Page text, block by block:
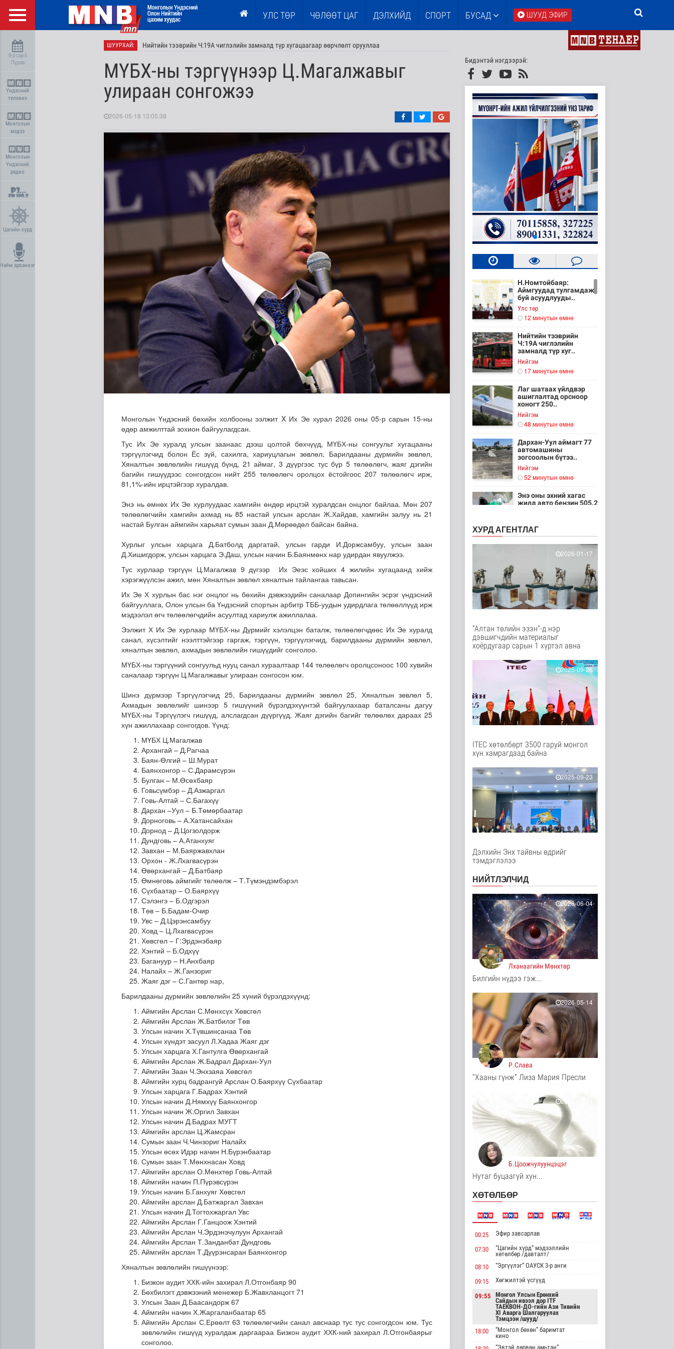
УЛС ТӨР ЧӨЛӨӨТ ЦАГ ДЭЛХИЙД СПОРТ БУСАД ШУУД ЭФИР
8-р сар 6
Пүрэв
Үндэсний
телевиз
Монголын
мэдээ
Монголын
Үндэсний
радио
Цагийн хүрд
Найм арваннэг
ШУУРХАЙ: Нийтийн тээврийн Ч:19А чиглэлийн замналд түр хугацаагаар өөрчлөлт орууллаа
Лаг шатаах үйлдвэр ашиглалтад орсноор хоногт 250 м³ лаг хатааж, шатаах хүчин ч..
Дархан-Уул аймагт 77 автомашины зогсоолын бүтээн байгуулалтын ажил 95 хувийн ..
Энэ оны эхний хагас жилд авто бензин 505.2 мянган тонн, дизель түлш 956.7 мянг..
МҮБХ-ны тэргүүнээр Ц.Магалжавыг
улираан сонгожээ
2026-05-18 13:05:38
Монголын Үндэсний бөхийн холбооны ээлжит X Их Эе хурал 2026 оны 05-р сарын 15-ны
өдөр амжилттай зохион байгуулагдсан.
Тус Их Эе хуралд улсын заанаас дээш цолтой бөхчүүд, МҮБХ-ны сонгуульт хугацааны
тэргүүлэгчид болон Ёс зүй, сахилга, хариуцлагын зөвлөл, Барилдааны дүрмийн зөвлөл,
Хяналтын зөвлөлийн гишүүд бүнд, 21 аймаг, 3 дүүргээс тус бүр 5 төлөөлөгч, жаяг дэгийн
багийн гишүүдээс сонгогдсон нийт 255 төлөөлөгч оролцох ёстойгоос 207 төлөөлөгч ирж,
81,1%-ийн ирцтэйгээр хуралдав.
Энэ нь өмнөх Их Эе хурлуудаас хамгийн өндөр ирцтэй хуралдсан онцлог байлаа. Мөн 207
төлөөлөгчийн хамгийн ахмад нь 85 настай улсын арслан Ж.Хайдав, хамгийн залуу нь 21
настай Булган аймгийн харьяат сумын заан Д.Мөрөөдөл байсан байна.
Хурлыг улсын харцага Д.Батболд даргатай, улсын гарди И.Доржсамбуу, улсын заан
Д.Хишигдорж, улсын харцага Э.Даш, улсын начин Б.Баянмөнх нар удирдан явуулжээ.
Тус хурлаар тэргүүн Ц.Магалжав 9 дүгээр Их Эеэс хойших 4 жилийн хугацаанд хийж
хэрэгжүүлсэн ажил, мөн Хяналтын зөвлөл хяналтын тайлангаа тавьсан.
Их Эе Х хурлын бас нэг онцлог нь бөхийн дэвжээдийн саналаар Допингийн эсрэг үндэсний
байгууллага, Олон улсын ба Үндэсний спортын арбитр ТББ-уудын удирдлага төлөөллүүд ирж
мэдээлэл өгч төлөөлөгчдийн асуултад хариулж ажиллалаа.
Ээлжит Х Их Эе хурлаар МҮБХ-ны Дүрмийг хэлэлцэн баталж, төлөөлөгчдөөс Их Эе хуралд
санал, хүсэлтийг нээлттэйгээр гаргаж, тэргүүн, тэргүүлэгчид, барилдааны дүрмийн зөвлөл,
хяналтын зөвлөл, ахмадын зөвлөлийн гишүүдийг сонголоо.
МҮБХ-ны тэргүүний сонгуульд нууц санал хураалтаар 144 төлөөлөгч оролцсоноос 100 хувийн
саналаар тэргүүн Ц.Магалжавыг улираан сонгосон юм.
Шинэ дүрмээр Тэргүүлэгчид 25, Барилдааны дүрмийн зөвлөл 25, Хяналтын зөвлөл 5,
Ахмадын зөвлөлийг шинээр 5 гишүүний бүрэлдэхүүнтэй байгуулахаар баталсаны дагуу
МҮБХ-ны Тэргүүлэгч гишүүд, алслагдсан дүүргүүд, Жаяг дэгийн багийг төлөөлөх дараах 25
хүн ажиллахаар сонгогдов. Үүнд:
МҮБХ Ц.Магалжав
Архангай – Д.Рагчаа
Баян-Өлгий – Ш.Мурат
Баянхонгор – С.Дарамсүрэн
Булган – М.Өсөхбаяр
Говьсүмбэр – Д.Азжаргал
Говь-Алтай – С.Багахүү
Дархан –Уул – Б.Төмөрбаатар
Дорноговь – А.Хатансайхан
Дорнод – Д.Цогзолдорж
Дундговь – А.Атанхуяг
Завхан – М.Баяржавхлан
Орхон - Ж.Лхагвасүрэн
Өвөрхангай – Д.Батбаяр
Өмнөговь аймгийг төлөөлж – Т.Түмэндэмбэрэл
Сүхбаатар – О.Баярхүү
Сэлэнгэ – Б.Одгэрэл
Төв – Б.Бадам-Очир
Увс – Д.Цэрэнсамбуу
Ховд – Ц.Лхагвасүрэн
Хөвсгөл – Г:Эрдэнэбаяр
Хэнтий – Б.Одхүү
Багануур – Н.Анхбаяр
Налайх – Ж.Ганзориг
Жаяг дэг – С.Гантөр нар,
Барилдааны дүрмийн зөвлөлийн 25 хүний бүрэлдэхүүнд:
Аймгийн Арслан С.Мөнхсүх Хөвсгөл
Аймгийн Арслан Ж.Батбилэг Төв
Улсын начин Х.Түвшинсанаа Төв
Улсын хүндэт засуул Л.Хадаа Жаяг дэг
Улсын харцага Х.Гантулга Өвөрхангай
Аймгийн Арслан Ж.Бадрал Дархан-Уул
Аймгийн Заан Ч.Энхзаяа Хөвсгөл
Аймгийн хурц бадрангуй Арслан О.Баярхүү Сүхбаатар
Улсын харцага Г.Бадрах Хэнтий
Улсын начин Д.Нямхүү Баянхонгор
Улсын начин Ж.Оргил Завхан
Улсын начин Д.Бадрах МУГТ
Аймгийн арслан Ц.Жамсран
Сумын заан Ч.Чинзориг Налайх
Улсын өсөх Идэр начин Н.Бүрэнбаатар
Сумын заан Т.Мөнхнасан Ховд
Аймгийн арслан О.Мөнхтөр Говь-Алтай
Аймгийн начин П.Пүрэвсүрэн
Улсын начин Б.Ганхуяг Хөвсгөл
Аймгийн арслан Д.Батжаргал Завхан
Улсын начин Д.Тогтохжаргал Увс
Аймгийн Арслан Г.Ганцоож Хэнтий
Аймгийн Арслан Ч.Эрдэнэчулуун Архангай
Аймгийн Арслан Т.Занданбат Дундговь
Аймгийн арслан Т.Дүүрэнсаран Баянхонгор
Хяналтын зөвлөлийн гишүүнээр:
Бизкон аудит ХХК-ийн захирал Л.Отгонбаяр 90
Бөхбилэгт дэвжээний менежер Б.Жавхланцогт 71
Улсын Заан Д.Баасандорж 67
Аймгийн начин Х.Жаргаланбаатар 65
Аймгийн Арслан С.Ерөөлт 63 төлөөлөгчийн санал авснаар тус тус сонгогдсон юм. Тус
зөвлөлийн гишүүд хуралдаж даргаараа Бизкон аудит ХХК-ний захирал Л.Отгонбаярыг
сонголоо.
Бидэнтэй нэгдээрэй:
Н.Номтойбаяр:
Аймгуудад тулгамдаж
буй асуудлууды..
Улс төр
12 минутын өмнө
Нийтийн тээврийн
Ч:19А чиглэлийн
замналд түр хуг..
Нийгэм
17 минутын өмнө
Лаг шатаах үйлдвэр
ашиглалтад орсноор
хоногт 250..
Нийгэм
48 минутын өмнө
Дархан-Уул аймагт 77
автомашины
зогсоолын бүтээ..
Нийгэм
52 минутын өмнө
Энэ оны эхний хагас
жилд авто бензин 505.2
1 цаг 1 минутын өмнө
“Хотын дарга сонсож
байна” 150150 тусгай
Нийгэм
1 цаг 6 минутын өмнө
Төрийн үйлчилгээг
иргэдэд ойртуулна
2 цаг 41 минутын өмнө
НИТХ-ын ээлжит VIII
хуралдаанаар иргэдээс
ирүүлс..
2 цаг 2 минутын өмнө
ЦАГ АГААР:
Улаанбаатарт шөнөдөө
17 хэм дулаан
2 цаг 7 минутын өмнө
COP17-ын зочид,
төлөөлөгчдөд үйлчлэх
250 орчим ж..
Нийгэм
3 цаг 28 минутын өмнө
Шатахууны нөөцийг
нэмэгдүүлэх,
доголдлыг арилгах..
4 цаг 32 минутын өмнө
Ээлжит ..
4 цаг 38 минутын өмнө
Үерийн аюулаас
сэрэмжтэй байхыг
анхааруулж байна
Байгаль орчин
4 цаг 53 минутын өмнө
Цагдаагийн
байгууллагын 102
Нийгэм
4 цаг 3 минутын өмнө
Үндэсний спортын
зуны VIII наадам
амжилттай зохи..
Cпорт
4 цаг 27 минутын өмнө
ОХУ-аас шатахууны
хийгдэж байна
Нийгэм
5 цаг 35 минутын өмнө
АНУ импортлогчдод
100 тэрбум
ам.долларын
Дэлхийд
5 цаг 36 минутын өмнө
Дэлхийд
Монгол Улсын эмэгтэй
шигшээ баг Азийн
наадам-д о..
6 цаг 40 минутын өмнө
Энэ сарын 15-наас
эхэлж тээврийн
хэрэгслийн улсы..
Нийгэм
6 цаг 48 минутын өмнө
ХУРД АГЕНТЛАГ
2026-01-17
“Алтан төлийн эзэн”-д нэр
дэвшигчдийн материалыг
хоёрдугаар сарын 1 хүртэл авна
2025-09-26
ITEC хөтөлбөрт 3500 гаруй монгол
хүн хамрагдаад байна
2025-09-23
Дэлхийн Энх тайвны өдрийг
тэмдэглэлээ
НИЙТЛЭЛЧИД
2026-06-04
Лханаагийн Мөнхтөр
Билгийн нүдээ гэж...
2026-05-14
Р.Слава
"Хааны гүнж” Лиза Мария Пресли
2026-05-14
Б.Цоожчулуунцэцэг
Нутаг буцаагүй хун...
ХӨТӨЛБӨР
00:25 Эфир завсарлав
07:30
“Цагийн хүрд” мэдээллийн
хөтөлбөр /давталт/
08:10
“Эргүүлэг” ОАУСК 3-р анги
09:15 Хөгжилтэй үсгүүд
09:55
Монгол Улсын Ерөнхий
Сайдын ивээл дор ITF
ТАЕКВОН-ДО-гийн Ази Тивийн
XI Аварга Шалгаруулах
Тэмцээн /шууд/
18:00
“Монгол бөхөн” баримтат
кино
“Эвтэй дөрвөн амьтан”